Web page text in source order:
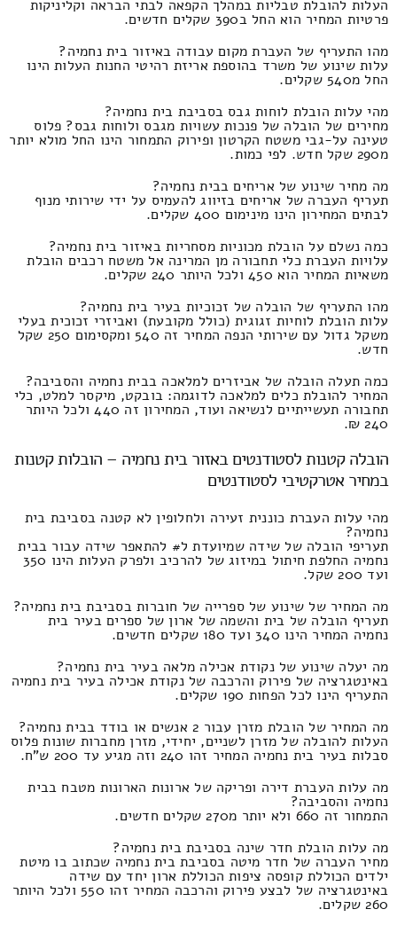
העלות להובלת טבליות במהלך הקפאה לבתי הבראה וקליניקות
פרטיות המחיר הוא החל ב390 שקלים חדשים.
מהו התעריף של העברת מקום עבודה באיזור בית נחמיה?
עלות שינוע של משרד בהוספת אריזת רהיטי החנות העלות הינו
החל מ540 שקלים.
מהי עלות הובלת לוחות גבס בסביבת בית נחמיה?
מחירים של הובלה של פנכות עשויות מגבס ולוחות גבס? פלוס
טעינה על-גבי משטח הקרטון ופירוק התמחור הינו החל מולא יותר
מ290 שקל חדש. לפי כמות.
מה מחיר שינוע של אריחים בבית נחמיה?
תעריף העברה של אריחים בזיווג להעמיס על ידי שירותי מנוף
לבתים המחירון הינו מינימום 400 שקלים.
כמה נשלם על הובלת מכוניות מסחריות באיזור בית נחמיה?
עלויות העברת כלי תחבורה מן המרינה אל משטח רכבים הובלת
משאיות המחיר הוא 450 ולכל היותר 240 שקלים.
מהו התעריף של הובלה של זכוכיות בעיר בית נחמיה?
עלות הובלת לוחיות זגוגית (כולל מקובעת) ואביזרי זכוכית בעלי
משקל גדול עם שירותי הנפה המחיר זה 540 ומקסימום 250 שקל
חדש.
כמה תעלה הובלה של אביזרים למלאכה בבית נחמיה והסביבה?
המחיר להובלת כלים למלאכה לדוגמה: בובקט, מיקסר למלט, כלי
תחבורה תעשייתיים לנשיאה ועוד, המחירון זה 440 ולכל היותר
240 ₪.
הובלה קטנות לסטודנטים באזור בית נחמיה – הובלות קטנות
במחיר אטרקטיבי לסטודנטים
מהי עלות העברת כוננית זעירה ולחלופין לא קטנה בסביבת בית
נחמיה?
תעריפי הובלה של שידה שמיועדת ל# להתאפר שידה עבור בבית
נחמיה החלפת חיתול במיזוג של להרכיב ולפרק העלות הינו 350
ועד 200 שקל.
מה המחיר של שינוע של ספרייה של חוברות בסביבת בית נחמיה?
תעריף הובלה של בית והשמה של ארון של ספרים בעיר בית
נחמיה המחיר הינו 340 ועד 180 שקלים חדשים.
מה יעלה שינוע של נקודת אכילה מלאה בעיר בית נחמיה?
באינטגרציה של פירוק והרכבה של נקודת אכילה בעיר בית נחמיה
התעריף הינו לכל הפחות 190 שקלים.
מה המחיר של הובלת מזרן עבור 2 אנשים או בודד בבית נחמיה?
העלות להובלה של מזרן לשניים, יחידי, מזרן מחברות שונות פלוס
סבלות בעיר בית נחמיה המחיר זהו 240 וזה מגיע עד 200 ש"ח.
מה עלות העברת דירה ופריקה של ארונות הארונות מטבח בבית
נחמיה והסביבה?
התמחור זה 660 ולא יותר מ270 שקלים חדשים.
מה עלות הובלת חדר שינה בסביבת בית נחמיה?
מחיר העברה של חדר מיטה בסביבת בית נחמיה שכתוב בו מיטת
ילדים הכוללת קופסה ציפות הכוללת ארון יחד עם שידה
באינטגרציה של לבצע פירוק והרכבה המחיר זהו 550 ולכל היותר
260 שקלים.